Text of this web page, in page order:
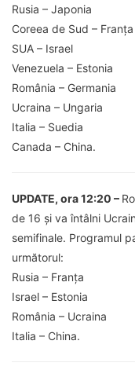
Rusia – Japonia
Coreea de Sud – Franța
SUA – Israel
Venezuela – Estonia
România – Germania
Ucraina – Ungaria
Italia – Suedia
Canada – China.
UPDATE, ora 12:20 –
de 16 și va întâlni
semifinale. Programul
următorul:
Rusia – Franța
Israel – Estonia
România – Ucraina
Italia – China.